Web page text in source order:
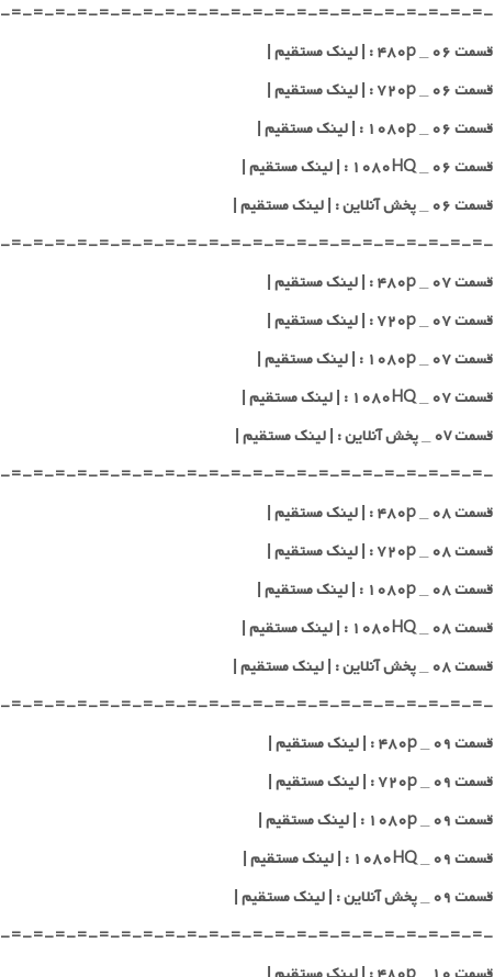
-=-=-=-=-=-=-=-=-=-=-=-=-=-=-=-=-=-=-=-=-=-=-
قسمت ۰۶ _ ۴۸۰p : | لینک مستقیم |
قسمت ۰۶ _ ۷۲۰p : | لینک مستقیم |
قسمت ۰۶ _ ۱۰۸۰p : | لینک مستقیم |
قسمت ۰۶ _ ۱۰۸۰HQ : | لینک مستقیم |
قسمت ۰۶ _ پخش آنلاین : | لینک مستقیم |
-=-=-=-=-=-=-=-=-=-=-=-=-=-=-=-=-=-=-=-=-=-=-
قسمت ۰۷ _ ۴۸۰p : | لینک مستقیم |
قسمت ۰۷ _ ۷۲۰p : | لینک مستقیم |
قسمت ۰۷ _ ۱۰۸۰p : | لینک مستقیم |
قسمت ۰۷ _ ۱۰۸۰HQ : | لینک مستقیم |
قسمت ۰v _ پخش آنلاین : | لینک مستقیم |
-=-=-=-=-=-=-=-=-=-=-=-=-=-=-=-=-=-=-=-=-=-=-
قسمت ۰۸ _ ۴۸۰p : | لینک مستقیم |
قسمت ۰۸ _ ۷۲۰p : | لینک مستقیم |
قسمت ۰۸ _ ۱۰۸۰p : | لینک مستقیم |
قسمت ۰۸ _ ۱۰۸۰HQ : | لینک مستقیم |
قسمت ۰۸ _ پخش آنلاین : | لینک مستقیم |
-=-=-=-=-=-=-=-=-=-=-=-=-=-=-=-=-=-=-=-=-=-=-
قسمت ۰۹ _ ۴۸۰p : | لینک مستقیم |
قسمت ۰۹ _ ۷۲۰p : | لینک مستقیم |
قسمت ۰۹ _ ۱۰۸۰p : | لینک مستقیم |
قسمت ۰۹ _ ۱۰۸۰HQ : | لینک مستقیم |
قسمت ۰۹ _ پخش آنلاین : | لینک مستقیم |
-=-=-=-=-=-=-=-=-=-=-=-=-=-=-=-=-=-=-=-=-=-=-